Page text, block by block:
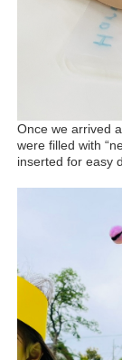
Once we arrived
were filled with
inserted for easy